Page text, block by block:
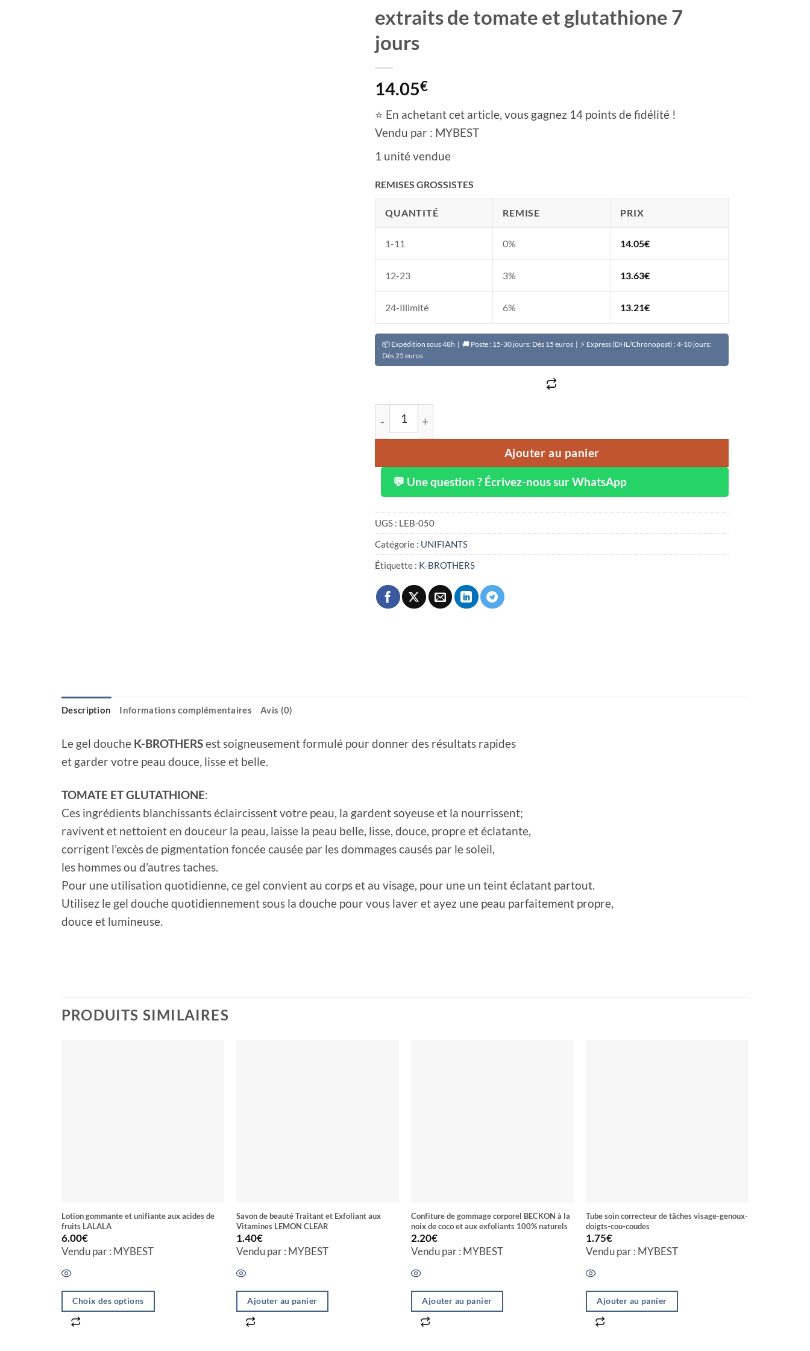
extraits de tomate et glutathione 7
jours
14.05€
⭐ En achetant cet article, vous gagnez 14 points de fidélité !
Vendu par : MYBEST
1 unité vendue
REMISES GROSSISTES
QUANTITÉ REMISE PRIX
1-11 0% 14.05€
12-23 3% 13.63€
24-Illimité 6% 13.21€
📦 Expédition sous 48h | 🚚 Poste : 15-30 jours: Dès 15 euros | ⚡ Express (DHL/Chronopost) : 4-10 jours:
Dès 25 euros
quantité de Gel douche unifiant K-BROTHERS aux extraits de tomate et glutathione 7 jours
Ajouter au panier
💬 Une question ? Écrivez-nous sur WhatsApp
UGS : LEB-050
Catégorie : UNIFIANTS
Étiquette : K-BROTHERS
Description Informations complémentaires Avis (0)
Le gel douche K-BROTHERSest soigneusement formulé pour donner des résultats rapides
et garder votre peau douce, lisse et belle.
TOMATE ET GLUTATHIONE:
Ces ingrédients blanchissants éclaircissent votre peau, la gardent soyeuse et la nourrissent;
ravivent et nettoient en douceur la peau, laisse la peau belle, lisse, douce, propre et éclatante,
corrigent l’excès de pigmentation foncée causée par les dommages causés par le soleil,
les hommes ou d’autres taches.
Pour une utilisation quotidienne, ce gel convient au corps et au visage, pour une un teint éclatant partout.
Utilisez le gel douche quotidiennement sous la douche pour vous laver et ayez une peau parfaitement propre,
douce et lumineuse.
PRODUITS SIMILAIRES
Lotion gommante et unifiante aux acides de
fruits LALALA
6.00€
Vendu par : MYBEST
Choix des options
Savon de beauté Traitant et Exfoliant aux
Vitamines LEMON CLEAR
1.40€
Vendu par : MYBEST
Ajouter au panier
Confiture de gommage corporel BECKON à la
noix de coco et aux exfoliants 100% naturels
2.20€
Vendu par : MYBEST
Ajouter au panier
Tube soin correcteur de tâches visage-genoux-
doigts-cou-coudes
1.75€
Vendu par : MYBEST
Ajouter au panier